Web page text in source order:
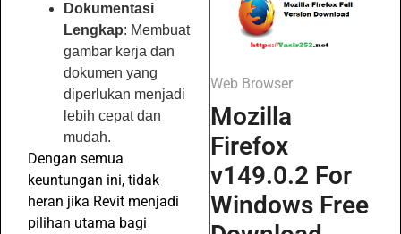
Dokumentasi
Lengkap: Membuat
gambar kerja dan
dokumen yang
diperlukan menjadi
lebih cepat dan
mudah.
Dengan semua
keuntungan ini, tidak
heran jika Revit menjadi
pilihan utama bagi
Web Browser
Mozilla
Firefox
v149.0.2 For
Windows Free